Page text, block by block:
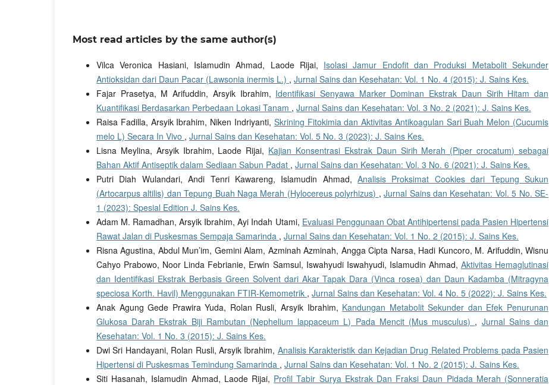
Most read articles by the same author(s)
Vilca Veronica Hasiani, Islamudin Ahmad, Laode Rijai, Isolasi Jamur Endofit dan Produksi Metabolit Sekunder
Antioksidan dari Daun Pacar (Lawsonia inermis L.) , Jurnal Sains dan Kesehatan: Vol. 1 No. 4 (2015): J. Sains Kes.
Fajar Prasetya, M Arifuddin, Arsyik Ibrahim, Identifikasi Senyawa Marker Dominan Ekstrak Daun Sirih Hitam dan
Kuantifikasi Berdasarkan Perbedaan Lokasi Tanam , Jurnal Sains dan Kesehatan: Vol. 3 No. 2 (2021): J. Sains Kes.
Raisa Fadilla, Arsyik Ibrahim, Niken Indriyanti, Skrining Fitokimia dan Aktivitas Antikoagulan Sari Buah Melon (Cucumis
melo L) Secara In Vivo , Jurnal Sains dan Kesehatan: Vol. 5 No. 3 (2023): J. Sains Kes.
Lisna Meylina, Arsyik Ibrahim, Laode Rijai, Kajian Konsentrasi Ekstrak Daun Sirih Merah (Piper crocatum) sebagai
Bahan Aktif Antiseptik dalam Sediaan Sabun Padat , Jurnal Sains dan Kesehatan: Vol. 3 No. 6 (2021): J. Sains Kes.
Putri Diah Wulandari, Andi Tenri Kawareng, Islamudin Ahmad,Analisis Proksimat Cookies dari Tepung Sukun
(Artocarpus altilis) dan Tepung Buah Naga Merah (Hylocereus polyrhizus) ,Jurnal Sains dan Kesehatan: Vol. 5 No. SE-
1 (2023): Spesial Edition J. Sains Kes.
Adam M. Ramadhan, Arsyik Ibrahim, Ayi Indah Utami, Evaluasi Penggunaan Obat Antihipertensi pada Pasien Hipertensi
Rawat Jalan di Puskesmas Sempaja Samarinda , Jurnal Sains dan Kesehatan: Vol. 1 No. 2 (2015): J. Sains Kes.
Risna Agustina, Abdul Mun’im, Gemini Alam, Azminah Azminah, Angga Cipta Narsa, Hadi Kuncoro, M. Arifuddin, Wisnu
Cahyo Prabowo, Noor Linda Febrianie, Erwin Samsul, Iswahyudi Iswahyudi, Islamudin Ahmad, Aktivitas Hemaglutinasi
dan Identifikasi Ekstrak Berbasis Green Solvent dari Akar Tapak Dara (Vinca rosea) dan Daun Kadamba (Mitragyna
speciosa Korth. Havil) Menggunakan FTIR-Kemometrik , Jurnal Sains dan Kesehatan: Vol. 4 No. 5 (2022): J. Sains Kes.
Anak Agung Gede Prawira Yuda, Rolan Rusli, Arsyik Ibrahim, Kandungan Metabolit Sekunder dan Efek Penurunan
Glukosa Darah Ekstrak Biji Rambutan (Nephelium lappaceum L) Pada Mencit (Mus musculus) , Jurnal Sains dan
Kesehatan: Vol. 1 No. 3 (2015): J. Sains Kes.
Dwi Sri Handayani, Rolan Rusli, Arsyik Ibrahim, Analisis Karakteristik dan Kejadian Drug Related Problems pada Pasien
Hipertensi di Puskesmas Temindung Samarinda , Jurnal Sains dan Kesehatan: Vol. 1 No. 2 (2015): J. Sains Kes.
Siti Hasanah, Islamudin Ahmad, Laode Rijai, Profil Tabir Surya Ekstrak Dan Fraksi Daun Pidada Merah (Sonneratia